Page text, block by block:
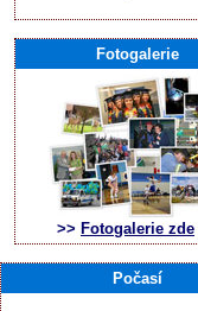
Fotogalerie
>> Fotogalerie zde
Počasí